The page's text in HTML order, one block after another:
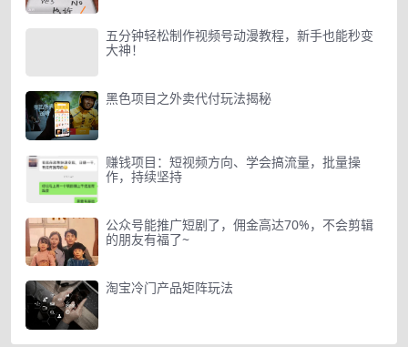
五分钟轻松制作视频号动漫教程，新手也能秒变
大神！
黑色项目之外卖代付玩法揭秘
赚钱项目：短视频方向、学会搞流量，批量操
作，持续坚持
公众号能推广短剧了，佣金高达70%，不会剪辑
的朋友有福了~
淘宝冷门产品矩阵玩法